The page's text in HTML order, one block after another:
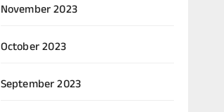
November 2023
October 2023
September 2023